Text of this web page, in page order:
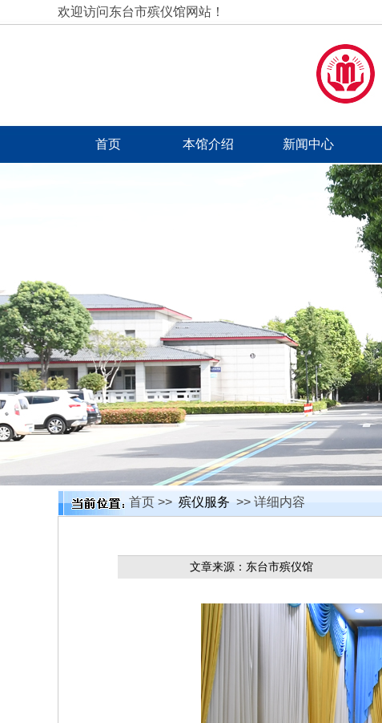
欢迎访问东台市殡仪馆网站！
首页 本馆介绍 新闻中心
首页 >> 殡仪服务 >> 详细内容
文章来源：东台市殡仪馆